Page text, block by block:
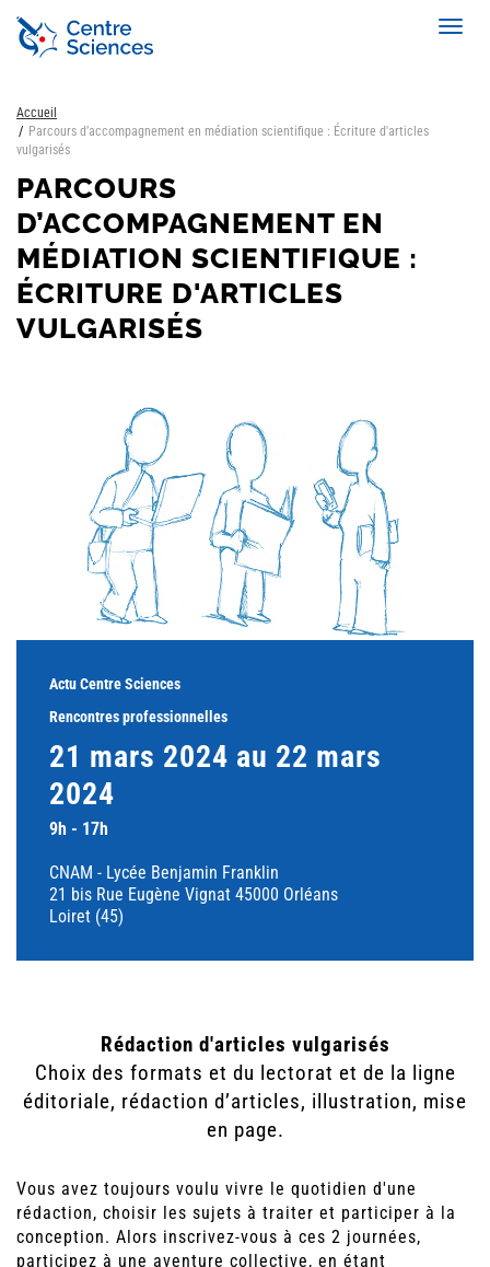
Aller
contenu
Accueil
Parcours d’accompagnement en médiation scientifique : Écriture d'articles
vulgarisés
PARCOURS
D’ACCOMPAGNEMENT EN
MÉDIATION SCIENTIFIQUE :
ÉCRITURE D'ARTICLES
VULGARISÉS
Actu Centre Sciences
Rencontres professionnelles
21 mars 2024 au 22 mars
2024
9h - 17h
CNAM - Lycée Benjamin Franklin
21 bis Rue Eugène Vignat 45000 Orléans
Loiret (45)
Rédaction d'articles vulgarisés
Choix des formats et du lectorat et de la ligne
éditoriale, rédaction d’articles, illustration, mise
en page.
Vous avez toujours voulu vivre le quotidien d'une
rédaction, choisir les sujets à traiter et participer à la
conception. Alors inscrivez-vous à ces 2 journées,
participez à une aventure collective, en étant